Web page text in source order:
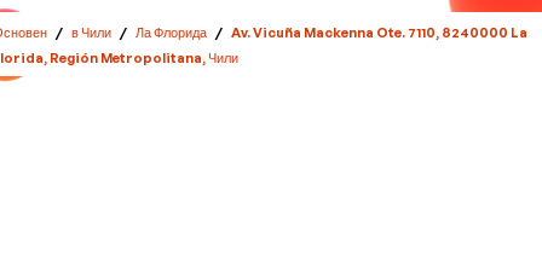
/ в Чили / Ла Флорида / Av. Vicuña Mackenna Ote. 7110, 8240000 La
Región Metropolitana, Чили